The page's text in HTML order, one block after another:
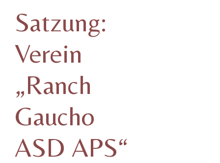
Satzung:
Verein
„Ranch
Gaucho
ASD APS“